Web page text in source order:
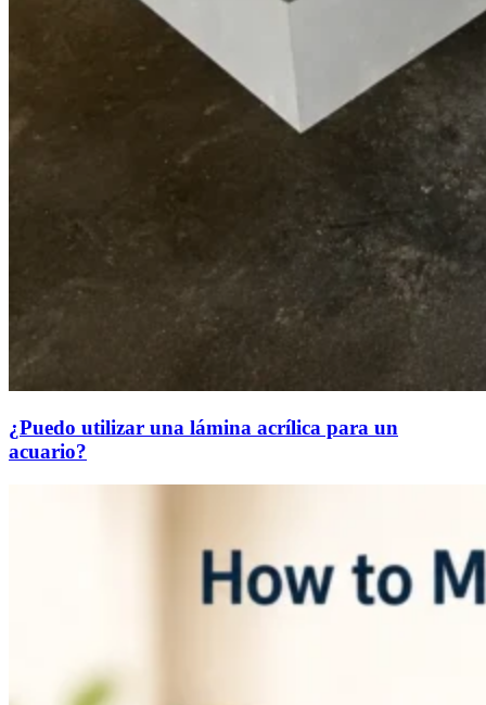
¿Puedo utilizar una lámina acrílica para un
acuario?